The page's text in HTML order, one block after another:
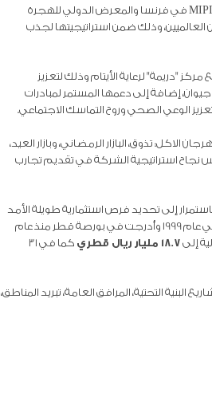
وعلى الصعيد الدولي، شاركت الشركة في فعاليات ومعارض عقارية كبرى مثل معرض MIPIM في فرنسا والمعرض الدولي للهجرة
العالميين، وذلك ضمن استراتيجيتها لجذب
"دريمة" لرعاية الأيتام وذلك لتعزيز
إضافة إلى دعمها المستمر لمبادرات
الوعي الصحي وروح التماسك الاجتماعي.
تذوق، البازار الرمضاني، وبازار العيد،
نجاح استراتيجية الشركة في تقديم تجارب
إلى تحديد فرص استثمارية طويلة الأمد
تُسهم في دعم التنمية الوطنية وتُحقق قيمة مستدامة للمساهمين. تأسست الشركة في عام 1999 وأُدرجت في بورصة قطر منذ عام
18.7 مليار ريال قطري
كما في 31
التحتية، المرافق العامة، تبريد المناطق،